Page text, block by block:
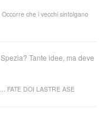
che i vecchi sintolgano
Tante idee, ma deve
FATE DOI LASTRE ASE